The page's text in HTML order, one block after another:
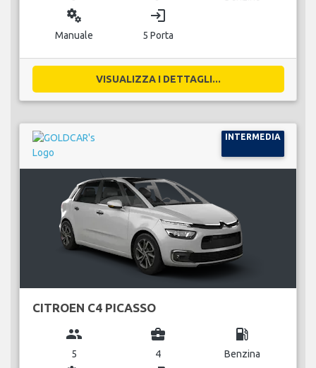
miscellaneous_services
Manuale
login
5 Porta
VISUALIZZA I DETTAGLI...
INTERMEDIA
CITROEN C4 PICASSO
group
5
business_center
4
local_gas_station
Benzina